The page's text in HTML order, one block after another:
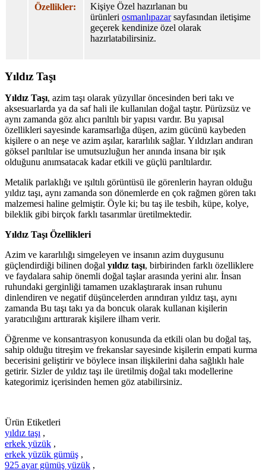
Özellikler:
Kişiye Özel hazırlanan bu
ürünleri osmanlıpazarsayfasından iletişime
geçerek kendinize özel olarak
hazırlatabilirsiniz.
Yıldız Taşı
Yıldız Taşı, azim taşı olarak yüzyıllar öncesinden beri takı ve
aksesuarlarda ya da saf hali ile kullanılan doğal taştır. Pürüzsüz ve
aynı zamanda göz alıcı parıltılı bir yapısı vardır. Bu yapısal
özellikleri sayesinde karamsarlığa düşen, azim gücünü kaybeden
kişilere o an neşe ve azim aşılar, kararlılık sağlar. Yıldızları andıran
göksel parıltılar ise umutsuzluğun her anında insana bir ışık
olduğunu anımsatacak kadar etkili ve güçlü parıltılardır.
Metalik parlaklığı ve ışıltılı görüntüsü ile görenlerin hayran olduğu
yıldız taşı, aynı zamanda son dönemlerde en çok rağmen gören takı
malzemesi haline gelmiştir. Öyle ki; bu taş ile tesbih, küpe, kolye,
bileklik gibi birçok farklı tasarımlar üretilmektedir.
Yıldız Taşı Özellikleri
Azim ve kararlılığı simgeleyen ve insanın azim duygusunu
güçlendirdiği bilinen doğal yıldız taşı, birbirinden farklı özelliklere
ve faydalara sahip önemli doğal taşlar arasında yerini alır. İnsan
ruhundaki gerginliği tamamen uzaklaştırarak insan ruhunu
dinlendiren ve negatif düşüncelerden arındıran yıldız taşı, aynı
zamanda Bu taşı takı ya da boncuk olarak kullanan kişilerin
yaratıcılığını arttırarak kişilere ilham verir.
Öğrenme ve konsantrasyon konusunda da etkili olan bu doğal taş,
sahip olduğu titreşim ve frekanslar sayesinde kişilerin empati kurma
becerisini geliştirir ve böylece insan ilişkilerini daha sağlıklı hale
getirir. Sizler de yıldız taşı ile üretilmiş doğal takı modellerine
kategorimiz içerisinden hemen göz atabilirsiniz.
Ürün Etiketleri
yıldız taşı ,
erkek yüzük ,
erkek yüzük gümüş ,
925 ayar gümüş yüzük ,